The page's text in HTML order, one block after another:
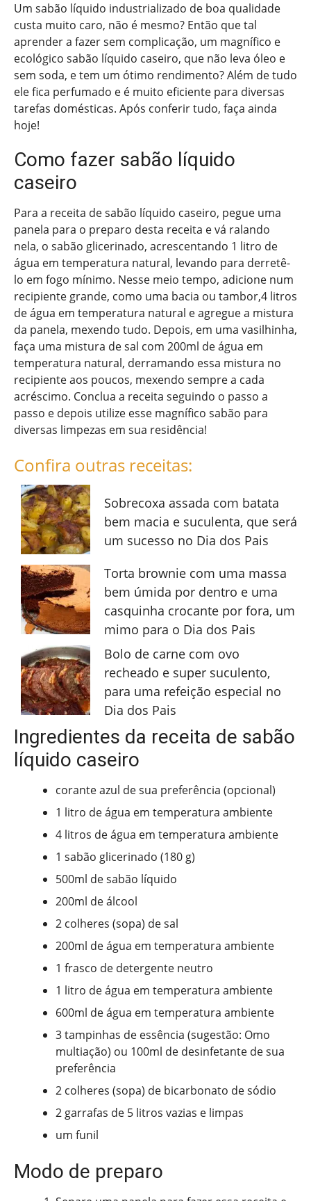
Um sabão líquido industrializado de boa qualidade
custa muito caro, não é mesmo? Então que tal
aprender a fazer sem complicação, um magnífico e
ecológico sabão líquido caseiro, que não leva óleo e
sem soda, e tem um ótimo rendimento? Além de tudo
ele fica perfumado e é muito eficiente para diversas
tarefas domésticas. Após conferir tudo, faça ainda
hoje!
Como fazer sabão líquido
caseiro
Para a receita de sabão líquido caseiro, pegue uma
panela para o preparo desta receita e vá ralando
nela, o sabão glicerinado, acrescentando 1 litro de
água em temperatura natural, levando para derretê-
lo em fogo mínimo. Nesse meio tempo, adicione num
recipiente grande, como uma bacia ou tambor,4 litros
de água em temperatura natural e agregue a mistura
da panela, mexendo tudo. Depois, em uma vasilhinha,
faça uma mistura de sal com 200ml de água em
temperatura natural, derramando essa mistura no
recipiente aos poucos, mexendo sempre a cada
acréscimo. Conclua a receita seguindo o passo a
passo e depois utilize esse magnífico sabão para
diversas limpezas em sua residência!
Confira outras receitas:
Sobrecoxa assada com batata
bem macia e suculenta, que será
um sucesso no Dia dos Pais
Torta brownie com uma massa
bem úmida por dentro e uma
casquinha crocante por fora, um
mimo para o Dia dos Pais
Bolo de carne com ovo
recheado e super suculento,
para uma refeição especial no
Dia dos Pais
Ingredientes da receita de sabão
líquido caseiro
corante azul de sua preferência (opcional)
1 litro de água em temperatura ambiente
4 litros de água em temperatura ambiente
1 sabão glicerinado (180 g)
500ml de sabão líquido
200ml de álcool
2 colheres (sopa) de sal
200ml de água em temperatura ambiente
1 frasco de detergente neutro
1 litro de água em temperatura ambiente
600ml de água em temperatura ambiente
3 tampinhas de essência (sugestão: Omo
multiação) ou 100ml de desinfetante de sua
preferência
2 colheres (sopa) de bicarbonato de sódio
2 garrafas de 5 litros vazias e limpas
um funil
Modo de preparo